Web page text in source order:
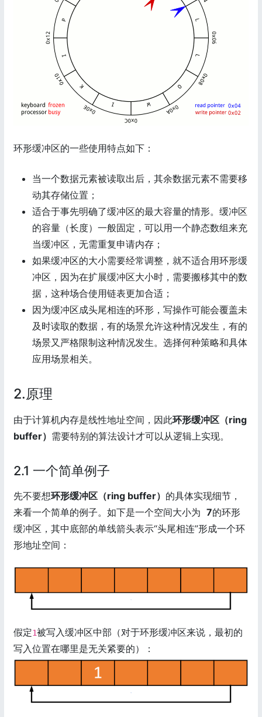
环形缓冲区的一些使用特点如下：
当一个数据元素被读取出后，其余数据元素不需要移
动其存储位置；
适合于事先明确了缓冲区的最大容量的情形。缓冲区
的容量（长度）一般固定，可以用一个静态数组来充
当缓冲区，无需重复申请内存；
如果缓冲区的大小需要经常调整，就不适合用环形缓
冲区，因为在扩展缓冲区大小时，需要搬移其中的数
据，这种场合使用链表更加合适；
因为缓冲区成头尾相连的环形，写操作可能会覆盖未
及时读取的数据，有的场景允许这种情况发生，有的
场景又严格限制这种情况发生。选择何种策略和具体
应用场景相关。
2.原理
由于计算机内存是线性地址空间，因此环形缓冲区（ring
buffer） 需要特别的算法设计才可以从逻辑上实现。
2.1 一个简单例子
先不要想环形缓冲区（ring buffer） 的具体实现细节，
来看一个简单的例子。如下是一个空间大小为 7的环形
缓冲区，其中底部的单线箭头表示“头尾相连”形成一个环
形地址空间：
假定1被写入缓冲区中部（对于环形缓冲区来说，最初的
写入位置在哪里是无关紧要的）：